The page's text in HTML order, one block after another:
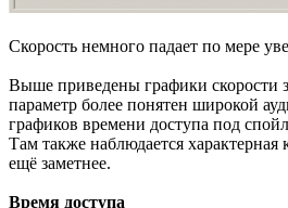
Скорость немного падает по мере
Выше приведены графики скорости
параметр более понятен широкой
графиков времени доступа под
Там также наблюдается
ещё заметнее.
Время доступа